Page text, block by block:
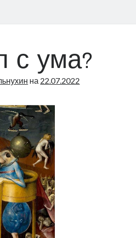
с ума?
на 22.07.2022